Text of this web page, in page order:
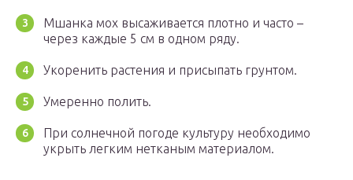
Мшанка мох высаживается плотно и часто –
через каждые 5 см в одном ряду.
Укоренить растения и присыпать грунтом.
Умеренно полить.
При солнечной погоде культуру необходимо
укрыть легким нетканым материалом.